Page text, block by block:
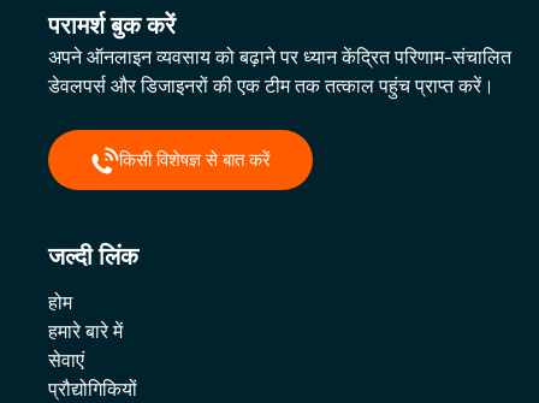
परामर्श बुक करें
अपने ऑनलाइन व्यवसाय को बढ़ाने पर ध्यान केंद्रित परिणाम-संचालित
डेवलपर्स और डिजाइनरों की एक टीम तक तत्काल पहुंच प्राप्त करें।
किसी विशेषज्ञ से बात करें
जल्दी लिंक
होम
हमारे बारे में
सेवाएं
प्रौद्योगिकियों